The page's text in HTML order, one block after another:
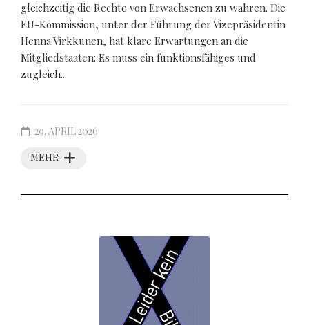
gleichzeitig die Rechte von Erwachsenen zu wahren. Die
EU-Kommission, unter der Führung der Vizepräsidentin
Henna Virkkunen, hat klare Erwartungen an die
Mitgliedstaaten: Es muss ein funktionsfähiges und
zugleich...
MEHR
29. APRIL 2026